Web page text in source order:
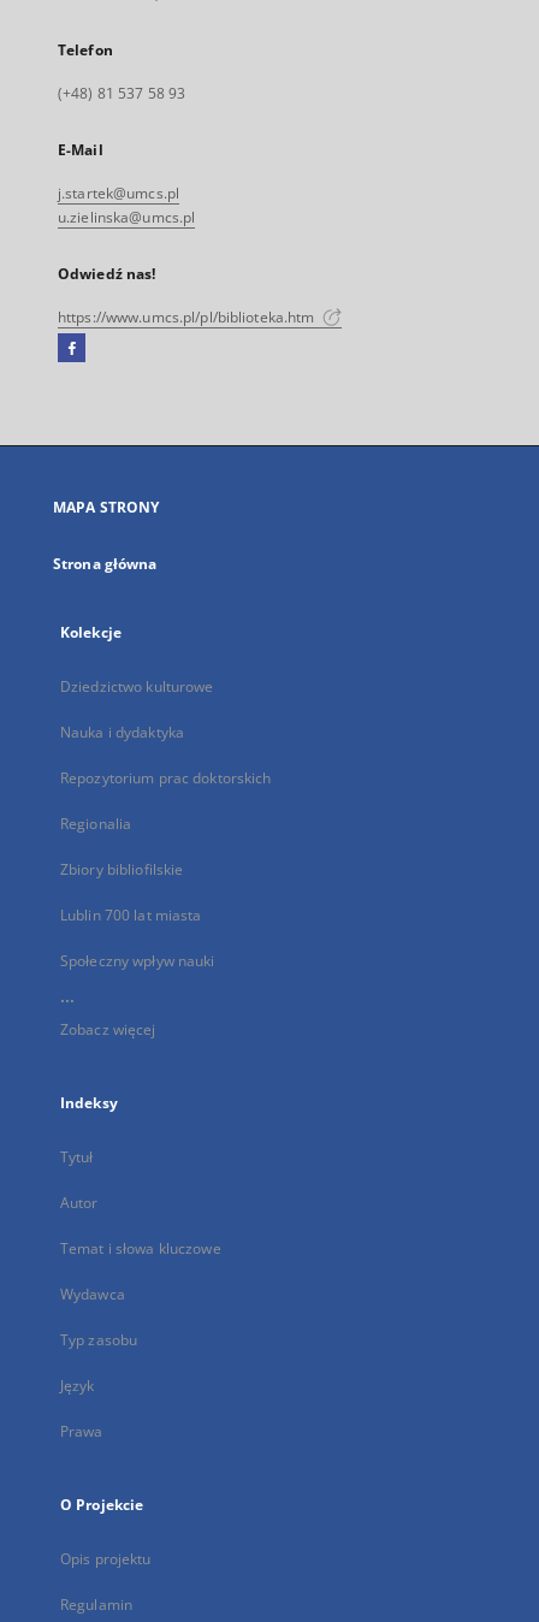
Telefon
(+48) 81 537 58 93
E-Mail
j.startek@umcs.pl
u.zielinska@umcs.pl
Odwiedź nas!
https://www.umcs.pl/pl/biblioteka.htm
Facebook
się
karcie
MAPA STRONY
Strona główna
Kolekcje
Dziedzictwo kulturowe
Nauka i dydaktyka
Repozytorium prac doktorskich
Regionalia
Zbiory bibliofilskie
Lublin 700 lat miasta
Społeczny wpływ nauki
...
Zobacz więcej
Indeksy
Tytuł
Autor
Temat i słowa kluczowe
Wydawca
Typ zasobu
Język
Prawa
O Projekcie
Opis projektu
Regulamin